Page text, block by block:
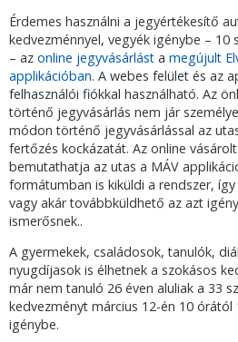
Érdemes használni a jegyértékesítő
kedvezménnyel, vegyék igénybe – 10
– az online jegyvásárlást a megújult
applikációban. A webes felület és az
felhasználói fiókkal használható. Az
történő jegyvásárlás nem jár
módon történő jegyvásárlással az
fertőzés kockázatát. Az online
bemutathatja az utas a MÁV
formátumban is kiküldi a rendszer,
vagy akár továbbküldhető az azt
ismerősnek..
A gyermekek, családosok, tanulók,
nyugdíjasok is élhetnek a szokásos
már nem tanuló 26 éven aluliak a 33
kedvezményt március 12-én 10 órától
igénybe.